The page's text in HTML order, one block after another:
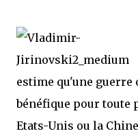
estime qu'une guerre
bénéfique pour toute
Etats-Unis ou la